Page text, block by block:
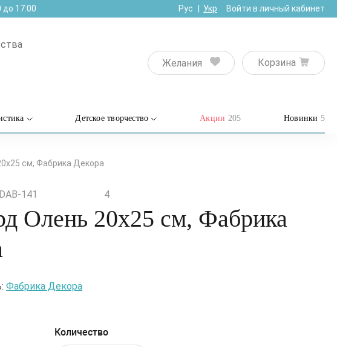
до 17:00 Рус Укр Войти в личный кабинет
Желания Корзина
Детское творчество Акции 205 Новинки 5
см, Фабрика Декора
141 4
Олень 20х25 см, Фабрика
Фабрика Декора
Количество